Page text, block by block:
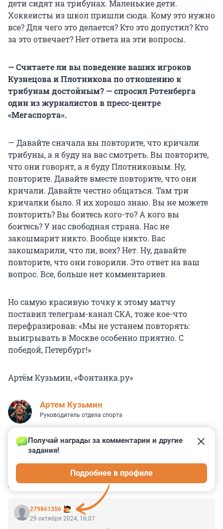
дети сидят на трибунах. Маленькие дети.
Хоккеисты из школ пришли сюда. Кому это нужно
все? Для чего это делается? Кто это допустил? Кто
за это отвечает? Нет ответа на эти вопросы.
— Считаете ли вы поведение ваших игроков
Кузнецова и Плотникова по отношению к
трибунам достойным? — спросил Ротенберга
один из журналистов в пресс-центре
«Мегаспорта».
— Давайте сначала вы повторите, что кричали
трибуны, а я буду на вас смотреть. Вы повторите,
что они говорят, а я буду Плотниковым. Ну,
повторите. Давайте вместе повторите, что они
кричали. Давайте честно общаться. Там три
кричалки было. Я их хорошо знаю. Вы не можете
повторить? Вы боитесь кого-то? А кого вы
боитесь? У нас свободная страна. Нас не
закошмарит никто. Вообще никто. Вас
закошмарили, что ли, всех? Нет. Ну, давайте
повторите, что они говорили. Это ответ на ваш
вопрос. Все, больше нет комментариев.
Но самую красивую точку к этому матчу
поставил телеграм-канал СКА, тоже кое-что
перефразировав: «Мы не устанем повторять:
выигрывать в Москве особенно приятно. С
победой, Петербург!»
Артём Кузьмин, «Фонтанка.ру»
Артем Кузьмин
Руководитель отдела спорта
КОММЕНТАРИИ 64
279861356
Получай награды за комментарии и другие
задания!
Подробнее в профиле
29 октября 2024, 16:07